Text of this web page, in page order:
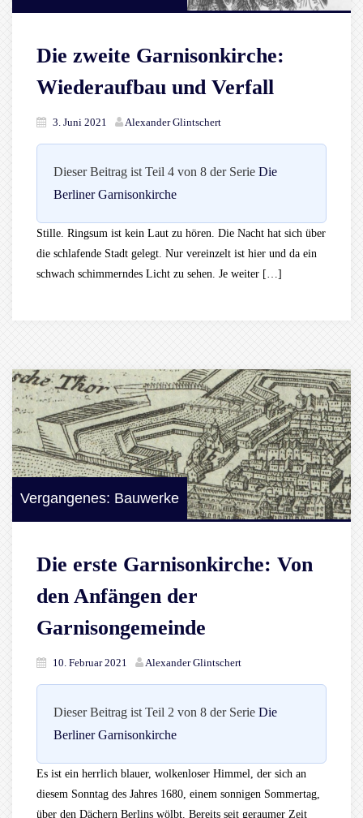
Die zweite Garnisonkirche:
Wiederaufbau und Verfall
3. Juni 2021 Alexander Glintschert
Dieser Beitrag ist Teil 4 von 8 der Serie Die
Berliner Garnisonkirche
Stille. Ringsum ist kein Laut zu hören. Die Nacht hat sich über
die schlafende Stadt gelegt. Nur vereinzelt ist hier und da ein
schwach schimmerndes Licht zu sehen. Je weiter […]
Vergangenes: Bauwerke
Die erste Garnisonkirche: Von
den Anfängen der
Garnisongemeinde
10. Februar 2021 Alexander Glintschert
Dieser Beitrag ist Teil 2 von 8 der Serie Die
Berliner Garnisonkirche
Es ist ein herrlich blauer, wolkenloser Himmel, der sich an
diesem Sonntag des Jahres 1680, einem sonnigen Sommertag,
über den Dächern Berlins wölbt. Bereits seit geraumer Zeit